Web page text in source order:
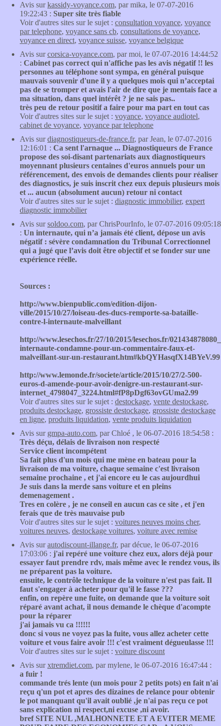
Avis surkassidy-voyance.com, par mika, le 07-07-2016
19:22:43 : Super site très fiable
Voir d'autres sites sur le sujet : consultation voyance, voyance
par telephone, voyance sans cb, consultations de voyance,
voyance en direct, voyance suisse, voyance belgique
Avis surcorsica-voyance.com, par moi, le 07-07-2016 14:44:52
: Cabinet pas correct qui n'affiche pas les avis négatif !! les
personnes au téléphone sont sympa, en général puisque
mauvais souvenir d'une il y a quelques mois qui n’acceptai
pas de se tromper et avais l'air de dire que je mentais face a
ma situation, dans quel intérêt ? je ne sais pas..
très peu de retour positif a faire pour ma part en tout cas
Voir d'autres sites sur le sujet : voyance, voyance audiotel,
cabinet de voyance, voyance par telephone
Avis surdiagnostiqueurs-de-france.fr, par Jean, le 07-07-2016
12:16:01 : Ca sent l'arnaque ... Diagnostiqueurs de France
propose des soi-disant partenariats aux diagnostiqueurs
moyennant plusieurs centaines d'euros annuels pour un
référencement, des envois de demandes clients pour réaliser
des diagnostics, je suis inscrit chez eux depuis plusieurs mois
et ... aucun (absolument aucun) retour ni contact
Voir d'autres sites sur le sujet : diagnostic immobilier, expert
diagnostic immobilier
Avis sursoldoo.com, par ChrisPourInfo, le 07-07-2016 09:05:18
: Un internaute, qui n’a jamais été client, dépose un avis
négatif : sévère condamnation du Tribunal Correctionnel
qui a jugé que l’avis doit être objectif et se fonder sur une
expérience réelle.
Sources :
http://www.bienpublic.com/edition-dijon-
ville/2015/10/27/loiseau-des-ducs-remporte-sa-bataille-
contre-l-internaute-malveillant
http://www.lesechos.fr/27/10/2015/lesechos.fr/
internaute-condamne-pour-un-commentaire-faux-et-
malveillant-sur-un-restaurant.htm#kbQYHasqfX14BYeV.99
http://www.lemonde.fr/societe/article/2015/10/27/2-500-
euros-d-amende-pour-avoir-denigre-un-restaurant-sur-
internet_4798047_3224.html#fP8pDgf63ovGUma2.99
Voir d'autres sites sur le sujet : destockage, vente destockage,
produits destockage, grossiste destockage, grossiste destockage
en ligne, produits liquidation, vente produits liquidation
Avis sur gmpa-auto.com, par Chloé , le 06-07-2016 18:54:58 :
Très déçu, délais de livraison non respecté
Service client incompétent
Sa fait plus d'un mois qui me mène en bateau pour la
livraison de ma voiture, chaque semaine c'est livraison
semaine prochaine , et j'ai encore eu le cas aujourdhui
Je suis dans la merde sans voiture et en pleins
demenagement .
Tres en colère , je ne conseil en aucun cas ce site , et j'en
ferais que de très mauvaise pub
Voir d'autres sites sur le sujet : voitures neuves moins cher,
voitures neuves, destockage voitures, voiture avec remise
Avis surautodiscount-illange.fr, par décue, le 06-07-2016
17:03:06 : j'ai repéré une voiture chez eux, alors déjà pour
essayer faut prendre rdv, mais même avec le rendez vous, ils
ne préparent pas la voiture.
ensuite, le contrôle technique de la voiture n'est pas fait. Il
faut s'engager à acheter pour qu'il le fasse ???
enfin, on repère une fuite, on demande que la voiture soit
réparé avant achat, il nous demande le chèque d'acompte
pour la réparer
j'ai jamais vu ca !!!!!!
donc si vous ne voyez pas la fuite, vous allez acheter cette
voiture et vous faire avoir !!! c'est vraiment dégueulasse !!!
Voir d'autres sites sur le sujet : voiture discount
Avis surxtremdiet.com, par mylene, le 06-07-2016 16:47:44 :
a fuir !
commande trés lente (un mois pour 2 petits pots) en fait n'ai
reçu q'un pot et apres des dizaines de relance pour obtenir
le pot manquant qu'il avait oublié ,je n'ai pas reçu ce pot
sans explication ni respect,ni excuse ,ni avoir.
bref SITE NUL ,MALHONNETE ET A EVITER MEME